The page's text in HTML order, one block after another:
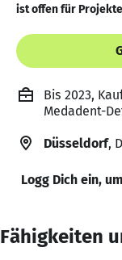
ist offen für
Bis 2023,
Medadent-
Düsseldorf,
Logg Dich ein,
Fähigkeiten